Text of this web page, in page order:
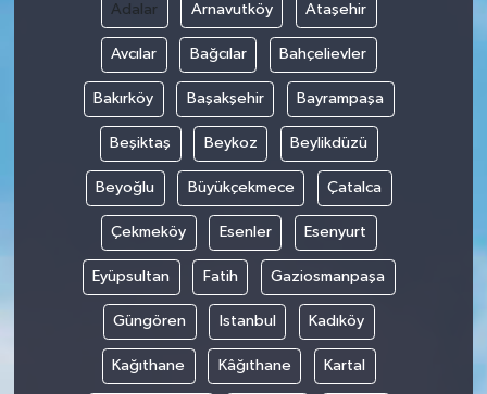
Adalar Arnavutköy Ataşehir
Avcılar Bağcılar Bahçelievler
Bakırköy Başakşehir Bayrampaşa
Beşiktaş Beykoz Beylikdüzü
Beyoğlu Büyükçekmece Çatalca
Çekmeköy Esenler Esenyurt
Eyüpsultan Fatih Gaziosmanpaşa
Güngören Istanbul Kadıköy
Kağıthane Kâğıthane Kartal